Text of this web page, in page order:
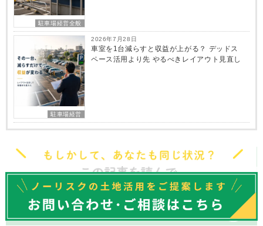
駐車場経営全般
駐車場経営
2026年7月28日
車室を1台減らすと収益が上がる？ デッドス
ペース活用より先 やるべきレイアウト見直し